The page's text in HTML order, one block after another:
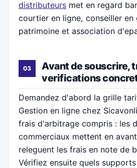
distributeurs met en regard
courtier en ligne, conseiller en
patrimoine et association
Avant de souscrire,
verifications
Demandez d'abord la grille
Gestion en ligne chez
frais d'arbitrage compris : les
commerciaux mettent en
releguent les frais en note de
Vérifiez ensuite quels